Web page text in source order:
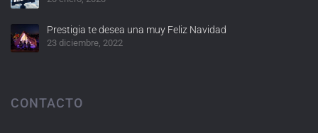
Prestigia te desea una muy Feliz Navidad
23 diciembre, 2022
CONTACTO